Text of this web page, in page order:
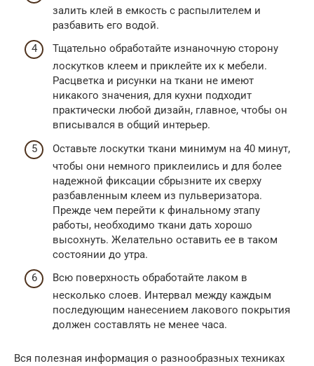
залить клей в емкость с распылителем и
разбавить его водой.
Тщательно обработайте изнаночную сторону
лоскутков клеем и приклейте их к мебели.
Расцветка и рисунки на ткани не имеют
никакого значения, для кухни подходит
практически любой дизайн, главное, чтобы он
вписывался в общий интерьер.
Оставьте лоскутки ткани минимум на 40 минут,
чтобы они немного приклеились и для более
надежной фиксации сбрызните их сверху
разбавленным клеем из пульверизатора.
Прежде чем перейти к финальному этапу
работы, необходимо ткани дать хорошо
высохнуть. Желательно оставить ее в таком
состоянии до утра.
Всю поверхность обработайте лаком в
несколько слоев. Интервал между каждым
последующим нанесением лакового покрытия
должен составлять не менее часа.
Вся полезная информация о разнообразных техниках